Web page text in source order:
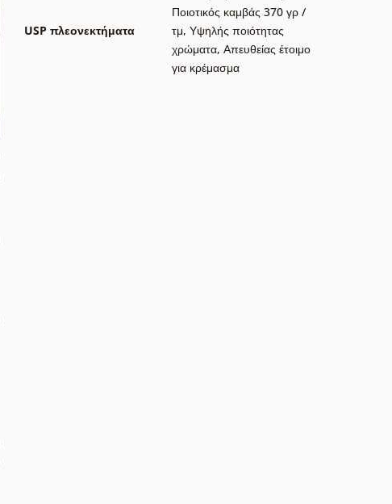
USP πλεονεκτήματα
Ποιοτικός καμβάς 370 γρ /
τμ, Υψηλής ποιότητας
χρώματα, Απευθείας έτοιμο
για κρέμασμα